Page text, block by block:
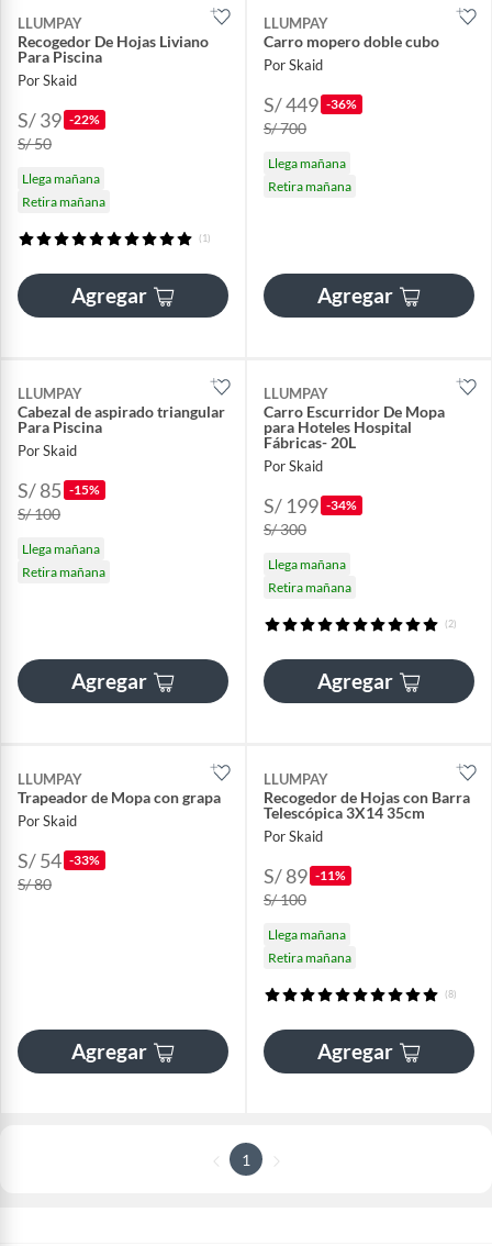
LLUMPAY
Recogedor De Hojas Liviano
Para Piscina
Por Skaid
S/ 39 -22%
S/ 50
Llega mañana
Retira mañana
(1)
Agregar
LLUMPAY
Carro mopero doble cubo
Por Skaid
S/ 449 -36%
S/ 700
Llega mañana
Retira mañana
Agregar
LLUMPAY
Cabezal de aspirado triangular
Para Piscina
Por Skaid
S/ 85 -15%
S/ 100
Llega mañana
Retira mañana
Agregar
LLUMPAY
Carro Escurridor De Mopa
para Hoteles Hospital
Fábricas- 20L
Por Skaid
S/ 199 -34%
S/ 300
Llega mañana
Retira mañana
(2)
Agregar
LLUMPAY
Trapeador de Mopa con grapa
Por Skaid
S/ 54 -33%
S/ 80
Agregar
LLUMPAY
Recogedor de Hojas con Barra
Telescópica 3X14 35cm
Por Skaid
S/ 89 -11%
S/ 100
Llega mañana
Retira mañana
(8)
Agregar
1